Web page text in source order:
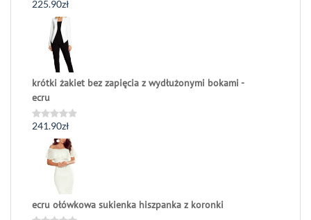
Oceniono
225.90zł
krótki żakiet bez zapięcia z wydłużonymi bokami -
ecru
Oceniono
241.90zł
ecru ołówkowa sukienka hiszpanka z koronki